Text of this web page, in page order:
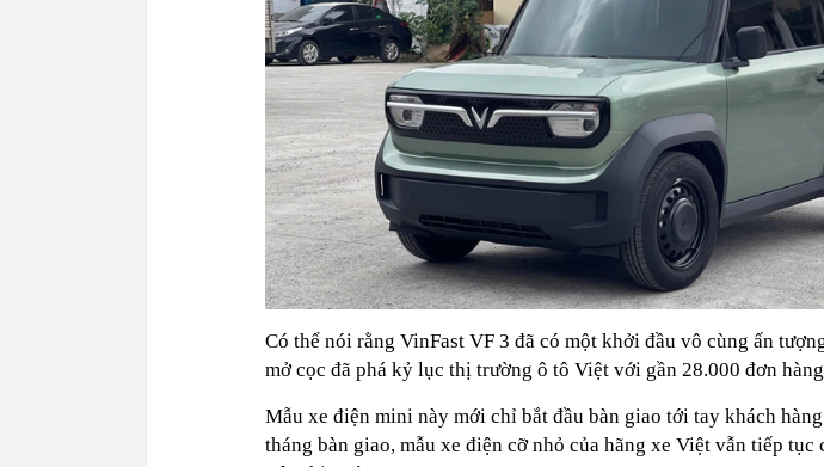
Có thể nói rằng VinFast VF 3 đã có một khởi đầu vô cùng ấn
mở cọc đã phá kỷ lục thị trường ô tô Việt với gần 28.000 đơn
Mẫu xe điện mini này mới chỉ bắt đầu bàn giao tới tay khách
tháng bàn giao, mẫu xe điện cỡ nhỏ của hãng xe Việt vẫn tiếp tục